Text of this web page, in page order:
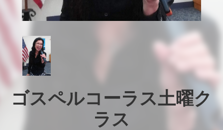
ゴスペルコーラス土曜ク
ラス